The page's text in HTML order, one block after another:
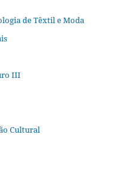
de Têxtil e Moda
III
Cultural